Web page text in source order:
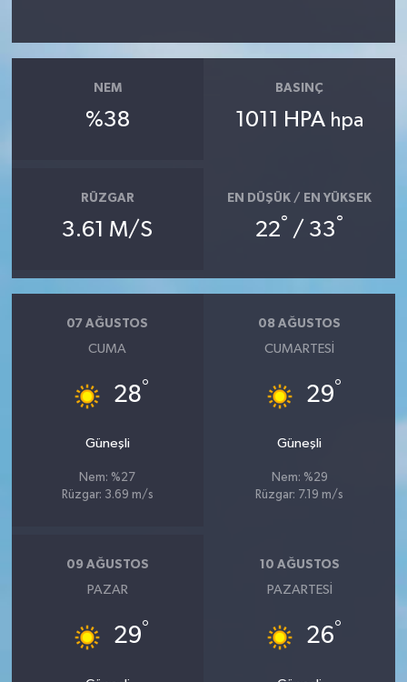
NEM
%38
BASINÇ
1011 HPA hpa
RÜZGAR
3.61 M/S
EN DÜŞÜK / EN YÜKSEK
22° / 33°
07 AĞUSTOS
CUMA
28°
Güneşli
Nem: %27
Rüzgar: 3.69 m/s
08 AĞUSTOS
CUMARTESI
29°
Güneşli
Nem: %29
Rüzgar: 7.19 m/s
09 AĞUSTOS
PAZAR
29°
10 AĞUSTOS
PAZARTESI
26°